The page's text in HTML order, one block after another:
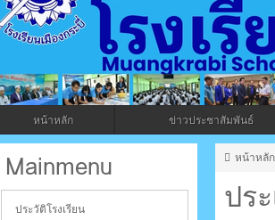
กระบี่
ระบบบริหารจัดการเว็บไซต์ (CMS) ด้วย Ajax โดยคนไ
หน้าหลัก ข่าวประชาสัมพันธ์
ปร
หน้าหลัก
Mainmenu
ประวัติโรงเรียน